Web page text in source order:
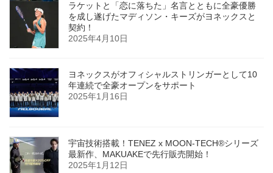
ラケットと「恋に落ちた」名言とともに全豪優勝
を成し遂げたマディソン・キーズがヨネックスと
契約！
2025年4月10日
ヨネックスがオフィシャルストリンガーとして10
年連続で全豪オープンをサポート
2025年1月16日
宇宙技術搭載！TENEZ x MOON-TECH®シリーズ
最新作、MAKUAKEで先行販売開始！
2025年1月12日